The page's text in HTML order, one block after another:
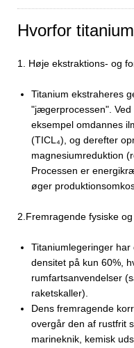
Hvorfor
1. Høje ekstraktions- og
Titanium ekstraheres
"jægerprocessen".
eksempel omdannes
(TICL₄), og derefter
magnesiumreduktion
Processen er
øger
2.Fremragende fysiske
Titaniumlegeringer
densitet på kun 60%,
rumfartsanvendelser
raketskaller).
Dens fremragende
overgår den af ​​rustfrit
marineknik, kemisk